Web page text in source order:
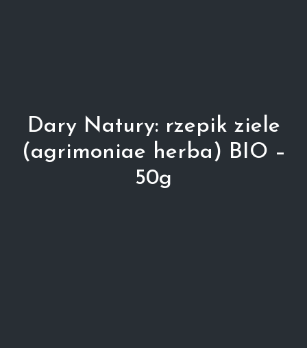
Dary Natury: rzepik ziele
(agrimoniae herba) BIO –
50g